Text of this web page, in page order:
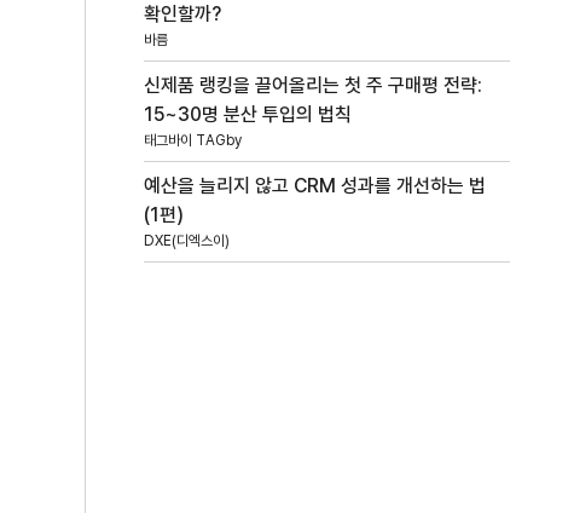
확인할까?
바름
신제품 랭킹을 끌어올리는 첫 주 구매평 전략:
15~30명 분산 투입의 법칙
태그바이 TAGby
예산을 늘리지 않고 CRM 성과를 개선하는 법
(1편)
DXE(디엑스이)